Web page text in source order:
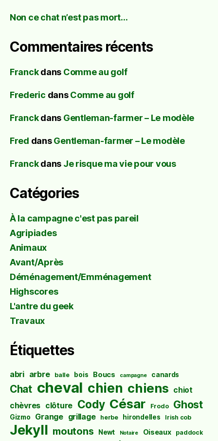
Non ce chat n’est pas mort…
Commentaires récents
Franckdans Comme au golf
Frederic dansComme au golf
Franckdans Gentleman-farmer – Le modèle
Fred dansGentleman-farmer – Le modèle
Franckdans Je risque ma vie pour vous
Catégories
À la campagne c'est pas pareil
Agripiades
Animaux
Avant/Après
Déménagement/Emménagement
Highscores
L'antre du geek
Travaux
Étiquettes
abri arbre balle bois Boucs campagne canards
Chat cheval chien chiens chiot
chèvres clôture Cody César Frodo Ghost
Gizmo Grange grillage herbe hirondelles Irish cob
Jekyll moutons Newt Notaire Oiseaux paddock